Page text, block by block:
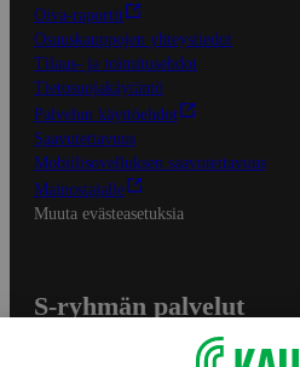
Oiva-raportit
Osuuskauppojen yhteystiedot
Tilaus- ja toimitusehdot
Tietosuojakäytäntö
Palvelun käyttöehdot
Saavutettavuus
Mobiilisovelluksen saavutettavuus
Mainostajalle
Muuta evästeasetuksia
S-ryhmän palvelut